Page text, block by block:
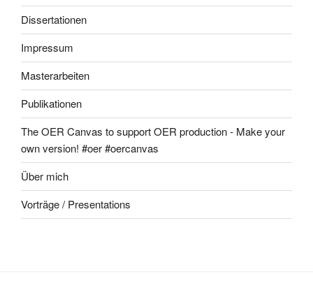
Dissertationen
Impressum
Masterarbeiten
Publikationen
The OER Canvas to support OER production - Make your
own version! #oer #oercanvas
Über mich
Vorträge / Presentations